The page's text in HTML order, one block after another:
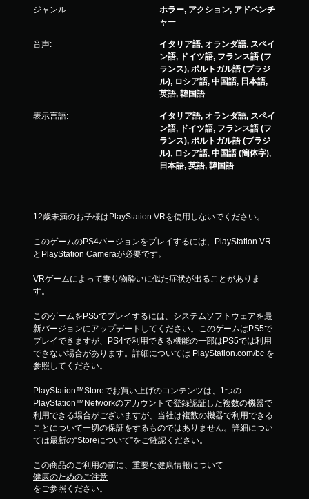
ジャンル:
ホラー, アクション, アドベンチ
ャー
音声:
イタリア語, オランダ語, スペイ
ン語, ドイツ語, フランス語 (フ
ランス), ポルトガル語 (ブラジ
ル), ロシア語, 中国語, 日本語,
英語, 韓国語
表示言語:
イタリア語, オランダ語, スペイ
ン語, ドイツ語, フランス語 (フ
ランス), ポルトガル語 (ブラジ
ル), ロシア語, 中国語 (簡体字),
日本語, 英語, 韓国語
12歳未満のお子様はPlayStation VRを使用しないでください。
このゲームのPS4バージョンをプレイするには、PlayStation VR
とPlayStation Cameraが必要です。
VRゲームによって乗り物酔いに似た症状が出ることがありま
す。
このゲームをPS5でプレイするには、システムソフトウェアを最
新バージョンにアップデートしてください。このゲームはPS5で
プレイできますが、PS4で利用できる機能の一部はPS5では利用
できない場合があります。詳細については PlayStation.com/bc を
参照してください。
PlayStation™Storeでお買い上げのコンテンツは、1つの
PlayStation™Networkのアカウントで登録認証した複数の機器で
利用できる場合がございますが、当社は複数の機器で利用できる
ことについて一切の保証をするものではありません。詳細につい
ては最新の“Storeについて”をご確認ください。
この商品のご利用の前に、重要な健康情報について
健康のためのご注意
をご参照ください。